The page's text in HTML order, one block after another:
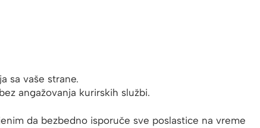
sa vaše strane.
angažovanja kurirskih službi.
da bezbedno isporuče sve poslastice na vreme